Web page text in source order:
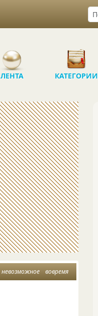
ЛЕНТА КАТЕГОРИИ
невозможное вовремя